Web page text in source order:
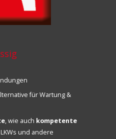
für Wartung &
, wie auch kompetente
und andere